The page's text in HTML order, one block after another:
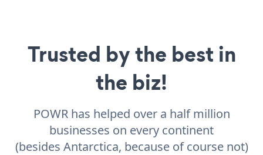
Trusted by the best in
the biz!
POWR has helped over a half million
businesses on every continent
(besides Antarctica, because of course not)